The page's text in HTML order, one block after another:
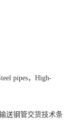
pipes，High-
送钢管交货技术条